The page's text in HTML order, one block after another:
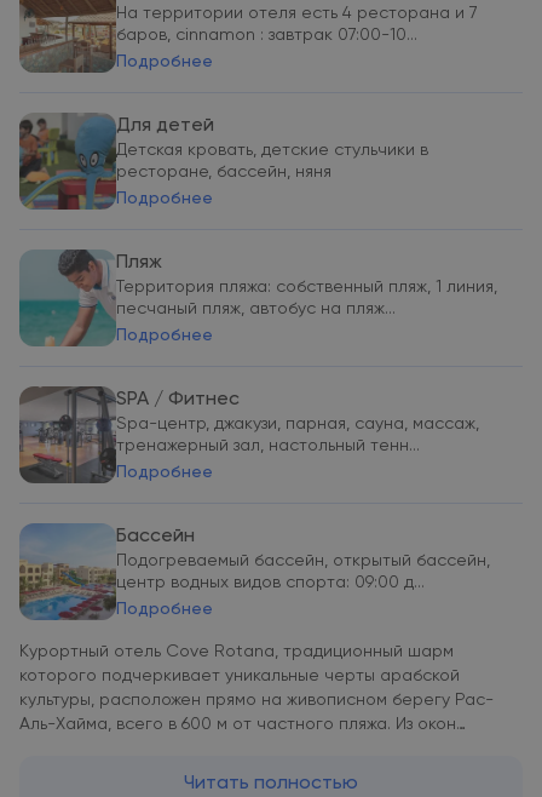
На территории отеля есть 4 ресторана и 7
баров, cinnamon : завтрак 07:00-10...
Подробнее
Для детей
Детская кровать, детские стульчики в
ресторане, бассейн, няня
Подробнее
Пляж
Территория пляжа: собственный пляж, 1 линия,
песчаный пляж, автобус на пляж...
Подробнее
SPA / Фитнес
Spa-центр, джакузи, парная, сауна, массаж,
тренажерный зал, настольный тенн...
Подробнее
Бассейн
Подогреваемый бассейн, открытый бассейн,
центр водных видов спорта: 09:00 д...
Подробнее
Курортный отель Cove Rotana, традиционный шарм
которого подчеркивает уникальные черты арабской
культуры, расположен прямо на живописном берегу Рас-
Аль-Хайма, всего в 600 м от частного пляжа. Из окон
гостей 2 ресторана и 4 бара. В местах общего пользования
Читать полностью